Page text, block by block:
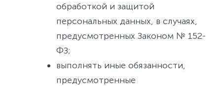
обработкой и защитой
персональных данных, в случаях,
предусмотренных Законом № 152-
ФЗ;
выполнять иные обязанности,
предусмотренные